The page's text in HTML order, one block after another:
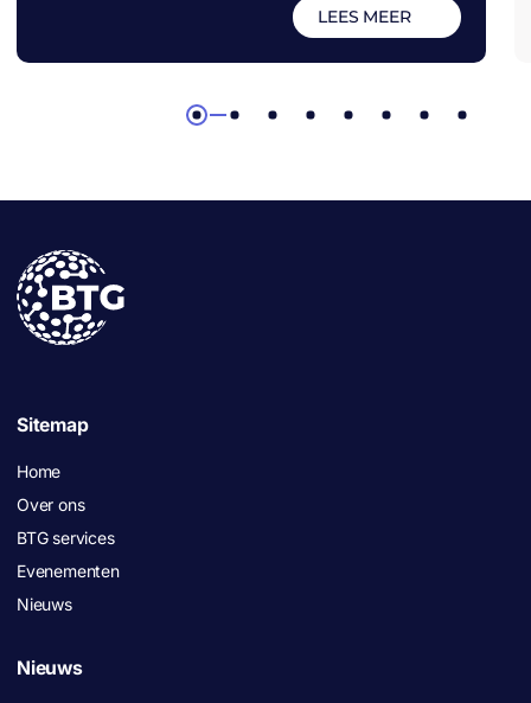
LEES MEER
1 2 3 4 5 6 7 8
Sitemap
Home
Over ons
BTG services
Evenementen
Nieuws
Nieuws